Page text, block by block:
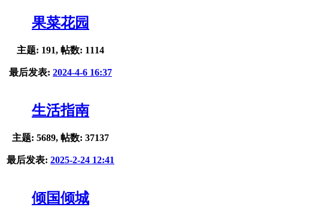
果菜花园
主题: 191, 帖数: 1114
最后发表: 2024-4-6 16:37
生活指南
主题: 5689, 帖数: 37137
最后发表: 2025-2-24 12:41
倾国倾城